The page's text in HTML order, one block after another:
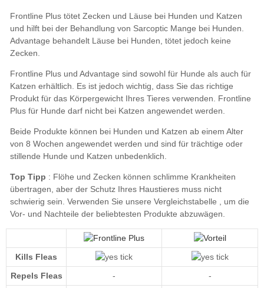
Top Tipp
unsere Vergleichstabelle
Kills Fleas
Repels Fleas
-
-